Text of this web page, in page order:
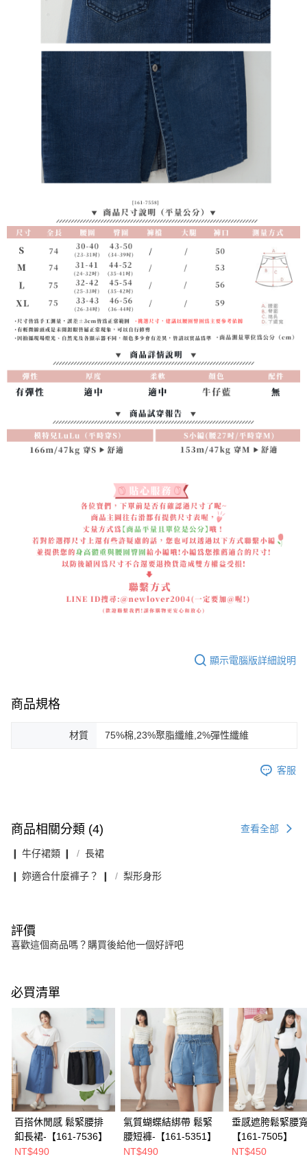
顯示電腦版詳細說明
商品規格
材質 75%棉,23%聚脂纖維,2%彈性纖維
客服
商品相關分類 (4) 查看全部
❙ 牛仔裙類 ❙ 長裙
❙ 妳適合什麼褲子？ ❙ 梨形身形
評價
喜歡這個商品嗎？購買後給他一個好評吧
必買清單
百搭休閒感 鬆緊腰排
釦長裙-【161-7536】
NT$490
氣質蝴蝶結綁帶 鬆緊
腰短褲-【161-5351】
NT$490
垂感遮胯鬆緊腰
【161-7505】
NT$450